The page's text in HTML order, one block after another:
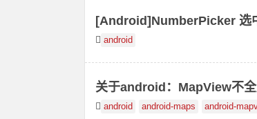
[Android]NumberPicker 选
android
关于android：MapView不
android android-maps android-